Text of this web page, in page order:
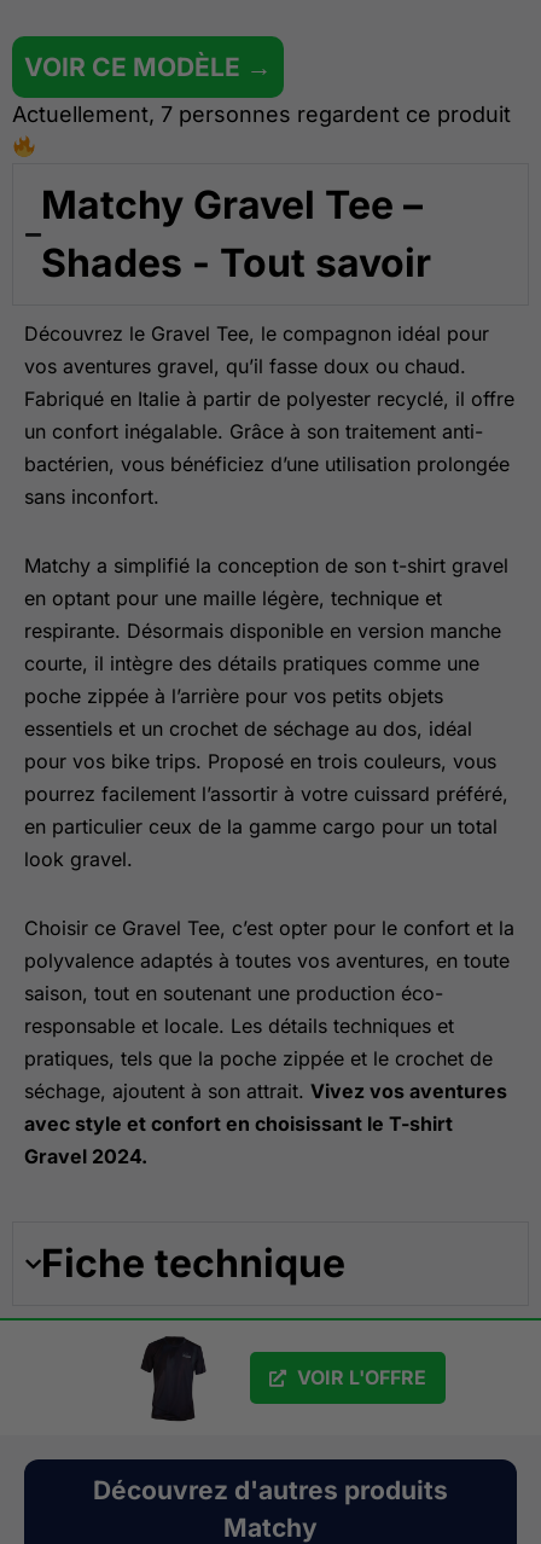
VOIR CE MODÈLE →
Actuellement, 7 personnes regardent ce produit
Matchy Gravel Tee –
Shades - Tout savoir
Découvrez le Gravel Tee, le compagnon idéal pour
vos aventures gravel, qu’il fasse doux ou chaud.
Fabriqué en Italie à partir de polyester recyclé, il offre
un confort inégalable. Grâce à son traitement anti-
bactérien, vous bénéficiez d’une utilisation prolongée
sans inconfort.
Matchy a simplifié la conception de son t-shirt gravel
en optant pour une maille légère, technique et
respirante. Désormais disponible en version manche
courte, il intègre des détails pratiques comme une
poche zippée à l’arrière pour vos petits objets
essentiels et un crochet de séchage au dos, idéal
pour vos bike trips. Proposé en trois couleurs, vous
pourrez facilement l’assortir à votre cuissard préféré,
en particulier ceux de la gamme cargo pour un total
look gravel.
Choisir ce Gravel Tee, c’est opter pour le confort et la
polyvalence adaptés à toutes vos aventures, en toute
saison, tout en soutenant une production éco-
responsable et locale. Les détails techniques et
pratiques, tels que la poche zippée et le crochet de
séchage, ajoutent à son attrait. Vivez vos aventures
avec style et confort en choisissant le T-shirt
Gravel 2024.
Fiche technique
VOIR L'OFFRE
Découvrez d'autres produits
Matchy